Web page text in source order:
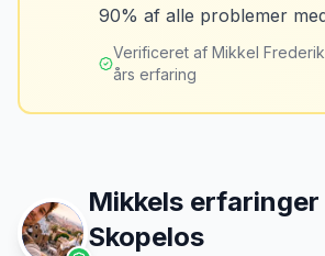
vinkler ved afhentning.
lufthavnen dagen før
er markant lavere.
90% af alle problemer
Verificeret af Mikkel
års erfaring
Mikkels
Skopelos